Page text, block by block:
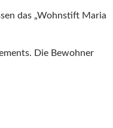
das „Wohnstift Maria
Die Bewohner